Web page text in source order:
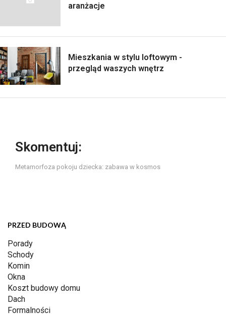
aranżacje
Mieszkania w stylu loftowym -
przegląd waszych wnętrz
Skomentuj:
Metamorfoza pokoju dziecka: zabawa w kosmos
PRZED BUDOWĄ
Porady
Schody
Komin
Okna
Koszt budowy domu
Dach
Formalności